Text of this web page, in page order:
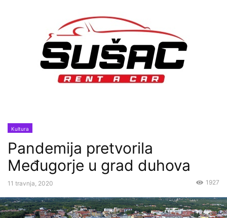
Kultura
Pandemija pretvorila
Međugorje u grad duhova
11 travnja, 2020 1927